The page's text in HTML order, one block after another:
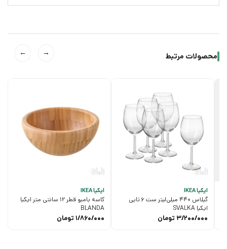
محصولات مرتبط →
←
ایکیا IKEA
گیلاس 440 میلی‌لیتر ست 6 تایی
ایکیا SVALKA
3/200/000 تومان
ایکیا IKEA
کاسه بامبو قطر 12 سانتی متر ایکیا
BLANDA
1/860/000 تومان